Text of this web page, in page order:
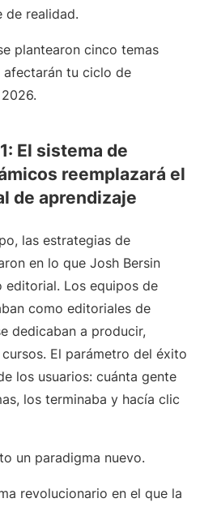
de realidad.
plantearon cinco temas
tu ciclo de
El sistema de
reemplazará el
de aprendizaje
las estrategias de
en lo que Josh Bersin
editorial. Los equipos de
como editoriales de
dedicaban a producir,
El parámetro del éxito
los usuarios: cuánta gente
los terminaba y hacía clic
un paradigma nuevo.
revolucionario en el que la